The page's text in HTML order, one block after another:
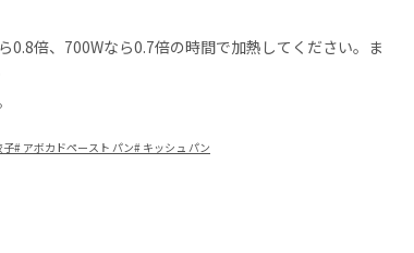
倍、700Wなら0.7倍の時間で加熱してください。ま
子# アボカドペースト パン# キッシュ パン